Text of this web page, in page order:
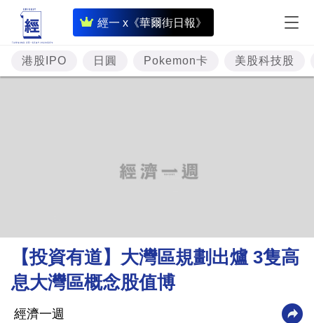
經一 x《華爾街日報》
即
時
財
經
理
財
商
港股IPO 日圓 Pokemon卡 美股科技股
【投資有道】大灣區規劃出爐 3隻高
息大灣區概念股值博
經濟一週